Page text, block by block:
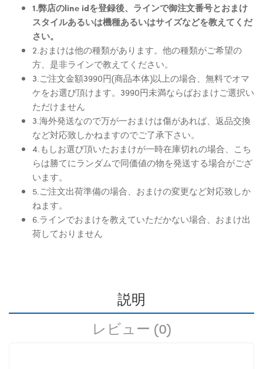
1.弊店のline idを登録後、ラインで御注文番号とおまけ
スタイルあるいは機種あるいはサイズなどを教えてくだ
さい。
2.おまけは他の種類があります。他の種類がご希望の
方、是非ラインで教えてください。
3.ご注文金額3990円(商品本体)以上の場合、無料でオマ
ケをお選び頂けます。3990円未満ならばおまけご選択い
ただけません
3.海外発送なので万が一おまけは傷があれば、返品交換
など対応致しかねますのでご了承下さい。
4.もしお選び頂いたおまけが一時在庫切れの場合、こち
らは勝てにランダムで同価値の物を発送する場合がござ
います。
5.ご注文出荷準備の場合、おまけの変更など対応致しか
ねます。
6.ラインでおまけを教えていただかない場合、おまけ出
荷しておりません
説明
レビュー (0)